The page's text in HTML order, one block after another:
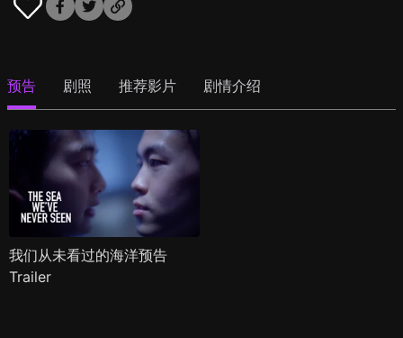
预告 剧照 推荐影片 剧情介绍
我们从未看过的海洋预告
Trailer